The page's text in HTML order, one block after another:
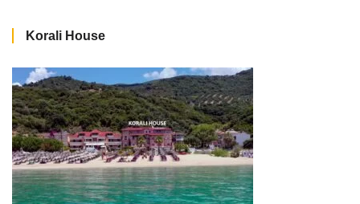
Korali House